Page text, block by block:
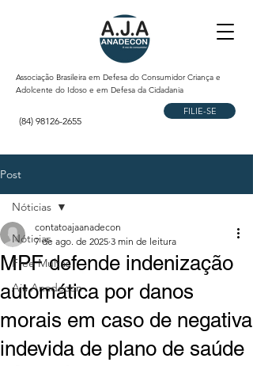
Associação Brasileira em Defesa do Consumidor Criança e
Adolcente do Idoso e em Defesa da Cidadania
(84) 98126-2655
FILIE-SE
Post
Nóticias
Free Multas
Aja Anadecon
Nóticias
MPF defende indenização
automática por danos
morais em caso de negativa
indevida de plano de saúde
contatoajaanadecon
7 de ago. de 2025 3 min de leitura